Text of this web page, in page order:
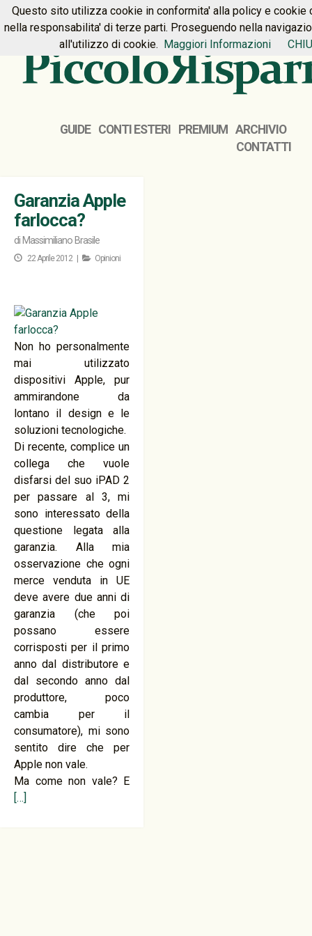
HOME PREMIUM CONTATTI
GUIDE CONTI ESTERI PREMIUM
ARCHIVIO
CONTATTI
Garanzia Apple
farlocca?
di Massimiliano Brasile
22 Aprile 2012 | Opinioni
Non ho personalmente
mai utilizzato
dispositivi Apple, pur
ammirandone da
lontano il design e le
soluzioni tecnologiche.
Di recente, complice un
collega che vuole
disfarsi del suo iPAD 2
per passare al 3, mi
sono interessato della
questione legata alla
garanzia. Alla mia
osservazione che ogni
merce venduta in UE
deve avere due anni di
garanzia (che poi
possano essere
corrisposti per il primo
anno dal distributore e
dal secondo anno dal
produttore, poco
cambia per il
consumatore), mi sono
sentito dire che per
Apple non vale.
Ma come non vale? E
[…]
Questo sito utilizza cookie in conformita' alla policy e cookie
nella responsabilita' di terze parti. Proseguendo nella
all'utilizzo di cookie. Maggiori Informazioni